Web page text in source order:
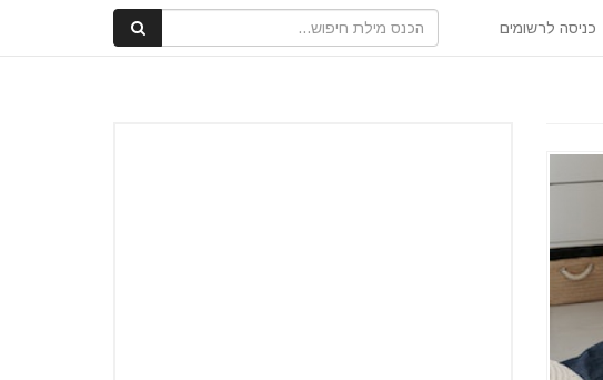
כניסה לרשומים